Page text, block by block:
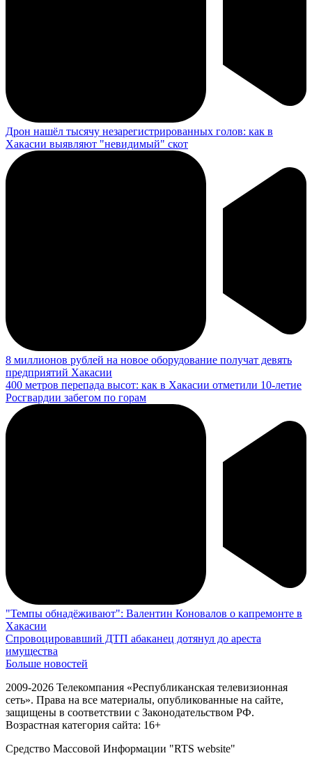
Дрон нашёл тысячу незарегистрированных голов: как в
Хакасии выявляют "невидимый" скот
8 миллионов рублей на новое оборудование получат девять
предприятий Хакасии
400 метров перепада высот: как в Хакасии отметили 10-летие
Росгвардии забегом по горам
"Темпы обнадёживают": Валентин Коновалов о капремонте в
Хакасии
Спровоцировавший ДТП абаканец дотянул до ареста
имущества
Больше новостей
2009-2026 Телекомпания «Республиканская телевизионная
сеть». Права на все материалы, опубликованные на сайте,
защищены в соответствии с Законодательством РФ.
Возрастная категория сайта: 16+
Средство Массовой Информации "RTS website"